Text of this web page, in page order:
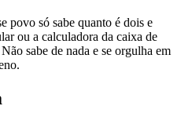
povo só sabe quanto é dois e
ou a calculadora da caixa de
sabe de nada e se orgulha em